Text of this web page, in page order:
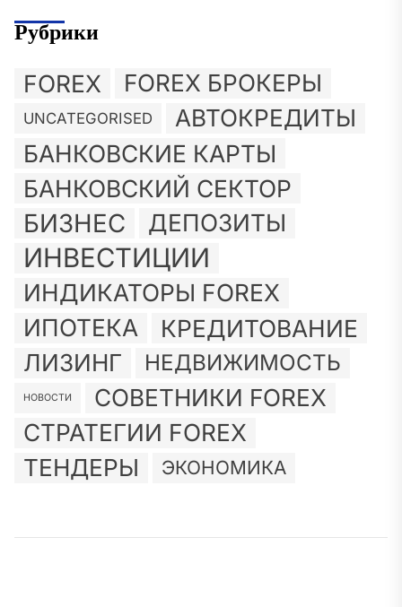
Рубрики
FOREX FOREX БРОКЕРЫ
UNCATEGORISED АВТОКРЕДИТЫ
БАНКОВСКИЕ КАРТЫ
БАНКОВСКИЙ СЕКТОР
БИЗНЕС ДЕПОЗИТЫ
ИНВЕСТИЦИИ
ИНДИКАТОРЫ FOREX
ИПОТЕКА
КРЕДИТОВАНИЕ
ЛИЗИНГ НЕДВИЖИМОСТЬ
НОВОСТИ
СОВЕТНИКИ FOREX
СТРАТЕГИИ FOREX
ТЕНДЕРЫ
ЭКОНОМИКА